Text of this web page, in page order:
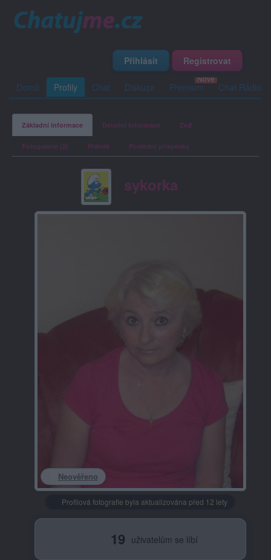
Přihlásit Registrovat
Domů Profily Chat Diskuze Premium Chat Rádio
Základní informace Detailní informace Zeď
Fotogalerie (2) Přátelé Poslední příspěvky
sykorka
Neověřeno
Profilová fotografie byla aktualizována před 12 lety
19 uživatelům se líbí